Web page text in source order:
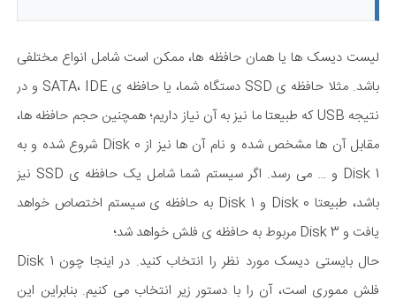
لیست دیسک ها یا همان حافظه ها، ممکن است شامل انواع مختلفی
باشد. مثلا حافظه ی SSD دستگاه شما، یا حافظه ی SATA، IDE و در
نتیجه USB که طبیعتا ما نیز به آن نیاز داریم؛ همچنین حجم حافظه ها،
مقابل آن ها مشخص شده و نام آن ها نیز از Disk 0 شروع شده و به
Disk 1 و … می رسد. اگر سیستم شما شامل یک حافظه ی SSD نیز
باشد، طبیعتا Disk 0 و Disk 1 به حافظه ی سیستم اختصاص خواهد
یافت و Disk 3 مربوط به حافظه ی فلش خواهد شد؛
حال بایستی دیسک مورد نظر را انتخاب کنید. در اینجا چون Disk 1
فلش مموری است، آن را با دستور زیر انتخاب می کنیم. بنابراین این